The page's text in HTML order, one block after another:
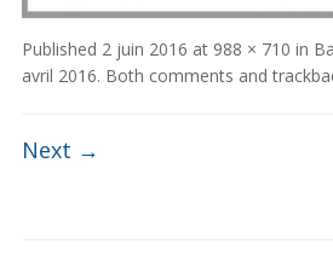
Published 2 juin 2016 at 988 × 710 in
avril 2016. Both comments and
Next →